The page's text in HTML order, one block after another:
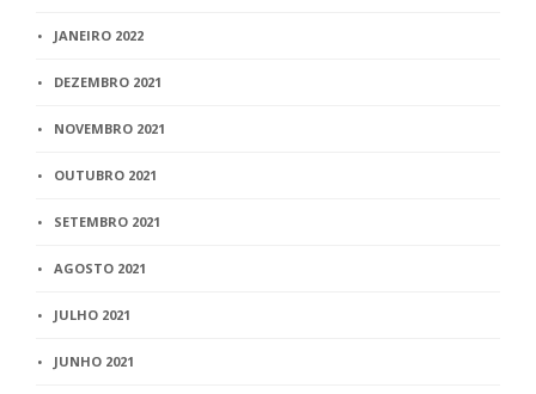
JANEIRO 2022
DEZEMBRO 2021
NOVEMBRO 2021
OUTUBRO 2021
SETEMBRO 2021
AGOSTO 2021
JULHO 2021
JUNHO 2021